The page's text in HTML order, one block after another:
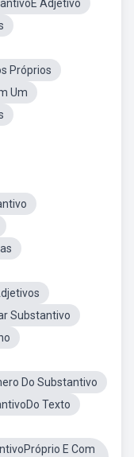
Adjetivo
Próprios
Um
Substantivo
Do Substantivo
Texto
E Com